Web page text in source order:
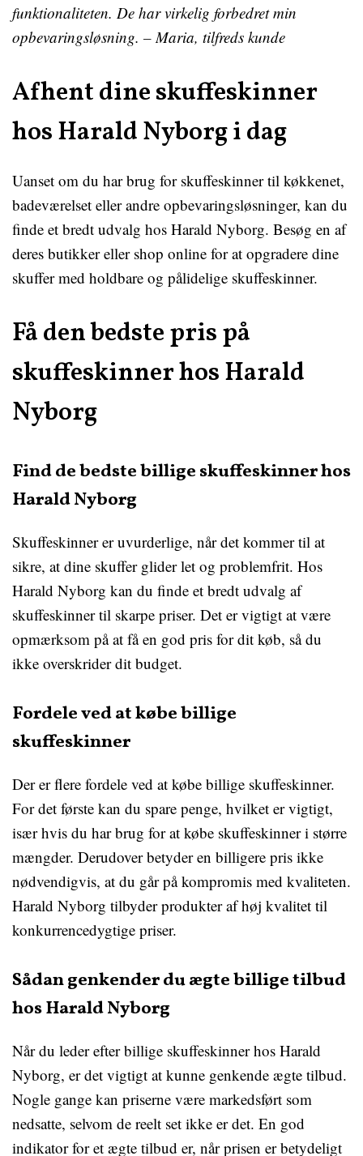
funktionaliteten. De har virkelig forbedret min
opbevaringsløsning. – Maria, tilfreds kunde
Afhent dine skuffeskinner
hos Harald Nyborg i dag
Uanset om du har brug for skuffeskinner til køkkenet,
badeværelset eller andre opbevaringsløsninger, kan du
finde et bredt udvalg hos Harald Nyborg. Besøg en af
deres butikker eller shop online for at opgradere dine
skuffer med holdbare og pålidelige skuffeskinner.
Få den bedste pris på
skuffeskinner hos Harald
Nyborg
Find de bedste billige skuffeskinner hos
Harald Nyborg
Skuffeskinner er uvurderlige, når det kommer til at
sikre, at dine skuffer glider let og problemfrit. Hos
Harald Nyborg kan du finde et bredt udvalg af
skuffeskinner til skarpe priser. Det er vigtigt at være
opmærksom på at få en god pris for dit køb, så du
ikke overskrider dit budget.
Fordele ved at købe billige
skuffeskinner
Der er flere fordele ved at købe billige skuffeskinner.
For det første kan du spare penge, hvilket er vigtigt,
især hvis du har brug for at købe skuffeskinner i større
mængder. Derudover betyder en billigere pris ikke
nødvendigvis, at du går på kompromis med kvaliteten.
Harald Nyborg tilbyder produkter af høj kvalitet til
konkurrencedygtige priser.
Sådan genkender du ægte billige tilbud
hos Harald Nyborg
Når du leder efter billige skuffeskinner hos Harald
Nyborg, er det vigtigt at kunne genkende ægte tilbud.
Nogle gange kan priserne være markedsført som
nedsatte, selvom de reelt set ikke er det. En god
indikator for et ægte tilbud er, når prisen er betydeligt